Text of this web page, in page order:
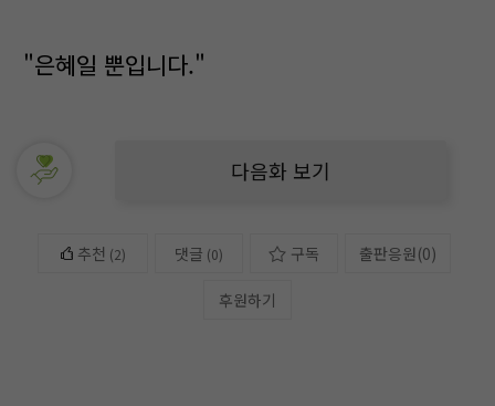
"은혜일 뿐입니다."
다음화 보기
추천 (2) 댓글 (0) 구독 출판응원(0)
후원하기